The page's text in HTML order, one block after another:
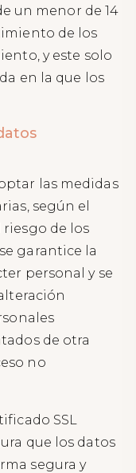
un menor de 14
de los
y este solo
en la que los
las medidas
según el
de los
garantice la
personal y se
de otra
no
SSL
que los datos
segura y